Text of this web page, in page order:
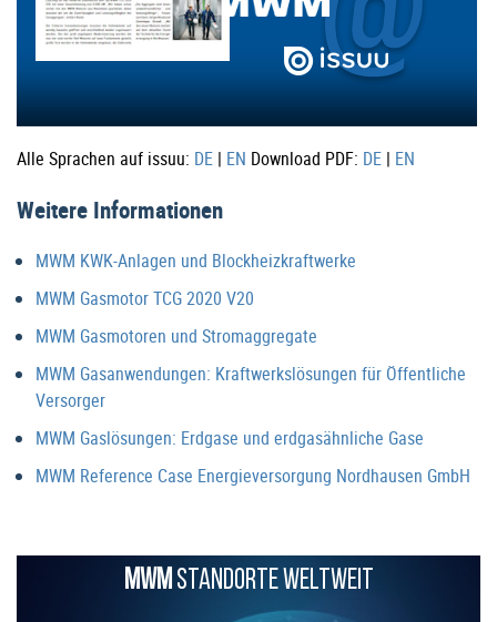
Alle Sprachen auf issuu: DE | EN Download PDF: DE | EN
Weitere Informationen
MWM KWK-Anlagen und Blockheizkraftwerke
MWM Gasmotor TCG 2020 V20
MWM Gasmotoren und Stromaggregate
MWM Gasanwendungen: Kraftwerkslösungen für Öffentliche
Versorger
MWM Gaslösungen: Erdgase und erdgasähnliche Gase
MWM Reference Case Energieversorgung Nordhausen GmbH
MWMSTANDORTE WELTWEIT